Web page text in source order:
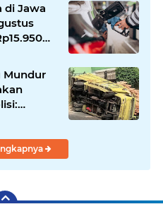
di Jawa
Mundur